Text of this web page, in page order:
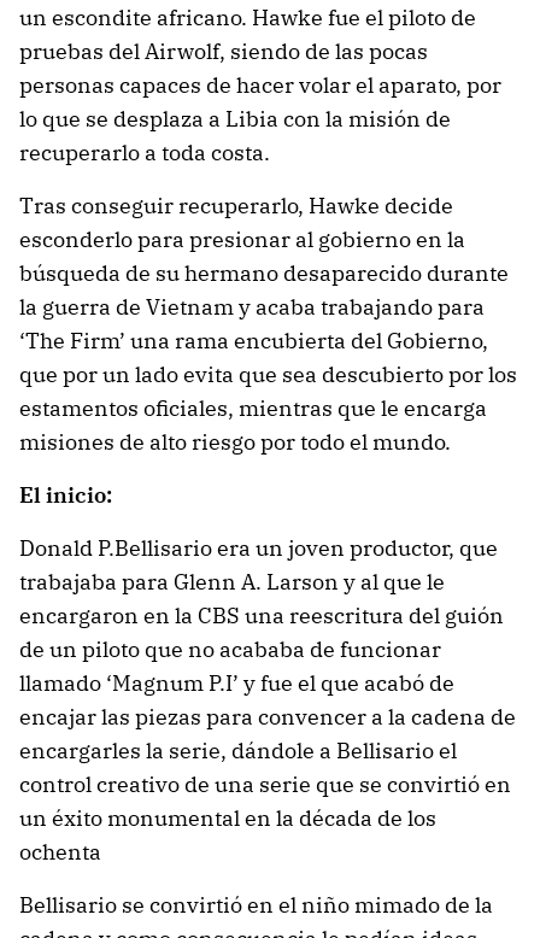
un escondite africano. Hawke fue el piloto de
pruebas del Airwolf, siendo de las pocas
personas capaces de hacer volar el aparato, por
lo que se desplaza a Libia con la misión de
recuperarlo a toda costa.
Tras conseguir recuperarlo, Hawke decide
esconderlo para presionar al gobierno en la
búsqueda de su hermano desaparecido durante
la guerra de Vietnam y acaba trabajando para
‘The Firm’ una rama encubierta del Gobierno,
que por un lado evita que sea descubierto por los
estamentos oficiales, mientras que le encarga
misiones de alto riesgo por todo el mundo.
El inicio:
Donald P.Bellisario era un joven productor, que
trabajaba para Glenn A. Larson y al que le
encargaron en la CBS una reescritura del guión
de un piloto que no acababa de funcionar
llamado ‘Magnum P.I’ y fue el que acabó de
encajar las piezas para convencer a la cadena de
encargarles la serie, dándole a Bellisario el
control creativo de una serie que se convirtió en
un éxito monumental en la década de los
ochenta
Bellisario se convirtió en el niño mimado de la